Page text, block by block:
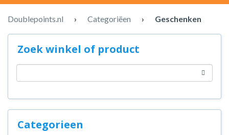
Doublepoints.nl › Categoriëen › Geschenken
Zoek winkel of product
Categorieen